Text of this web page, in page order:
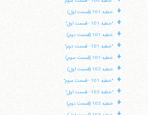
+ خطبه 101 (قسمت اول)
+ "خطبه 101 - قسمت اول"
+ خطبه 101 (قسمت دوم)
+ "خطبه 101 - قسمت دوم"
+ خطبه 101 (قسمت سوم)
+ خطبه 102 (قسمت اول)
+ "خطبه 101 - قسمت سوم"
+ "خطبه 102 - قسمت اول"
+ خطبه 102 (قسمت دوم)